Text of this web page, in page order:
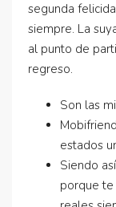
segunda
siempre. La
al punto de
regreso.
Son las
estados
Siendo
porque te